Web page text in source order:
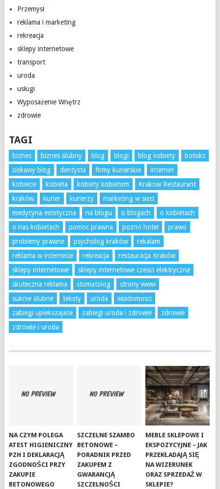
Przemysł
reklama i marketing
rekreacja
sklepy internetowe
transport
uroda
usługi
Wyposażenie Wnętrz
zdrowie
TAGI
biznes biznes ślubny blog blogi blog kobiety
botoks
ciekawy blog
dentysta firmy kurierskie
internet
kobiecie
kobieta kobiety kobietom
Krakow Restaurant
kraków
kurier kurierzy
marketing w sieci
medycyna estetyczna
na blogu o blogach
o kobietach
o nas kobietach
pomoc prawna poznń hotel
prawo
problemy prawne
psycholog kraków
rekalam
reklama w internecie
rekreacja
restauracja Kraków
sklepy internetowe
sklepy internetowe cześci elektryczne
skuteczna reklama
stomatolog
strony www
suknie ślubne
teksty uroda
wiadomosci
zabiegi upiekszajace
zabiegi uroda i zdrowie
zdrowie
zdrowie i uroda
NA CZYM POLEGA
ATEST HIGIENICZNY
PZH I DEKLARACJĄ
ZGODNOŚCI PRZY
ZAKUPIE
BETONOWEGO
SZCZELNE SZAMBO
BETONOWE –
PORADNIK PRZED
ZAKUPEM Z
GWARANCJĄ
SZCZELNOŚCI
MEBLE SKLEPOWE I
EKSPOZYCYJNE – JAK
PRZEKŁADAJĄ SIĘ
NA WIZERUNEK
ORAZ SPRZEDAŻ W
SKLEPIE?